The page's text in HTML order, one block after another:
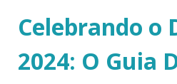
Celebrando o
2024: O Guia